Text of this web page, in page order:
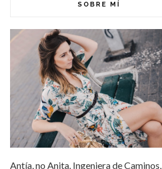
SOBRE MÍ
Antía, no Anita. Ingeniera de Caminos,